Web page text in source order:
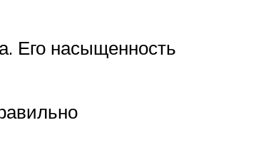
Его насыщенность